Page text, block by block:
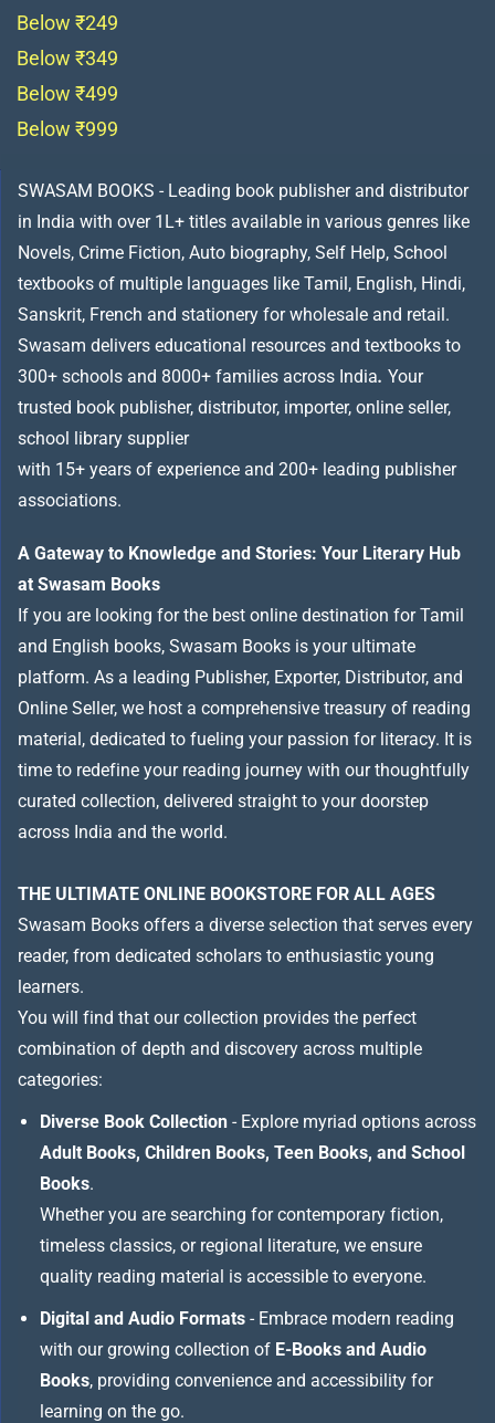
Below ₹249
Below ₹349
Below ₹499
Below ₹999
SWASAM BOOKS - Leading book publisher and distributor
in India with over 1L+ titles available in various genres like
Novels, Crime Fiction, Auto biography, Self Help, School
textbooks of multiple languages like Tamil, English, Hindi,
Sanskrit, French and stationery for wholesale and retail.
Swasam delivers educational resources and textbooks to
300+ schools and 8000+ families across India. Your
trusted book publisher, distributor, importer, online seller,
school library supplier
with 15+ years of experience and 200+ leading publisher
associations.
A Gateway to Knowledge and Stories: Your Literary Hub
at Swasam Books
If you are looking for the best online destination for Tamil
and English books, Swasam Books is your ultimate
platform. As a leading Publisher, Exporter, Distributor, and
Online Seller, we host a comprehensive treasury of reading
material, dedicated to fueling your passion for literacy. It is
time to redefine your reading journey with our thoughtfully
curated collection, delivered straight to your doorstep
across India and the world.
THE ULTIMATE ONLINE BOOKSTORE FOR ALL AGES
Swasam Books offers a diverse selection that serves every
reader, from dedicated scholars to enthusiastic young
learners.
You will find that our collection provides the perfect
combination of depth and discovery across multiple
categories:
Diverse Book Collection - Explore myriad options across
Adult Books, Children Books, Teen Books, and School
Books.
Whether you are searching for contemporary fiction,
timeless classics, or regional literature, we ensure
quality reading material is accessible to everyone.
Digital and Audio Formats - Embrace modern reading
with our growing collection of E-Books and Audio
Books, providing convenience and accessibility for
learning on the go.